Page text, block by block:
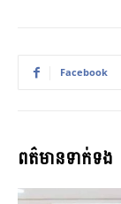
Facebook
ពត៌មានទាក់ទង